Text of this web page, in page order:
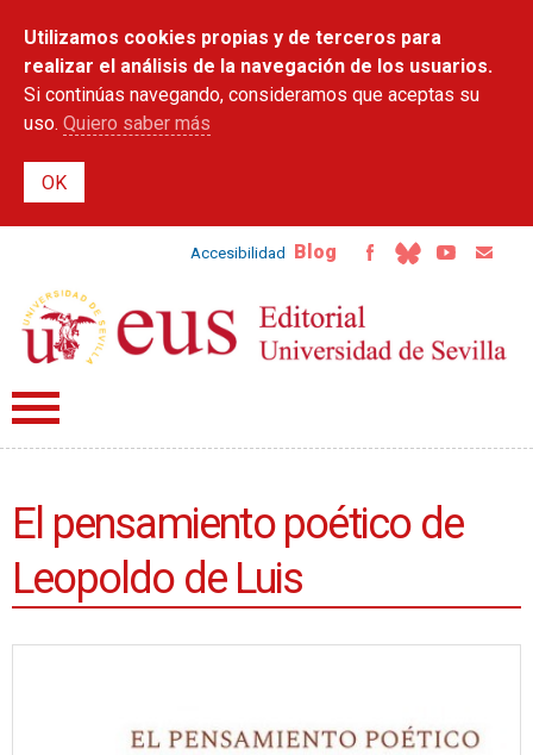
contenido
principal
Utilizamos cookies propias y de terceros para
realizar el análisis de la navegación de los usuarios.
Si continúas navegando, consideramos que aceptas su
uso. Quiero saber más
Accesibilidad Blog
El pensamiento poético de
Leopoldo de Luis